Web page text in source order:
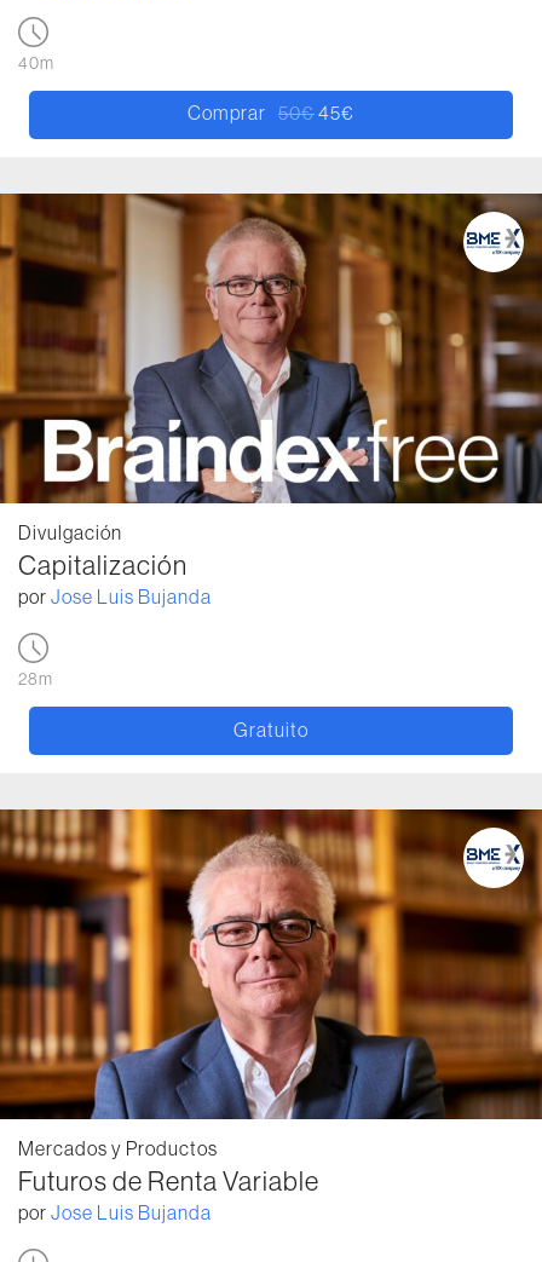
40m
Comprar 50€
El precio original era: 50€.
45€
El precio actual es: 45€.
Divulgación
Capitalización
por Jose Luis Bujanda
28m
Gratuito
Mercados y Productos
Futuros de Renta Variable
por Jose Luis Bujanda